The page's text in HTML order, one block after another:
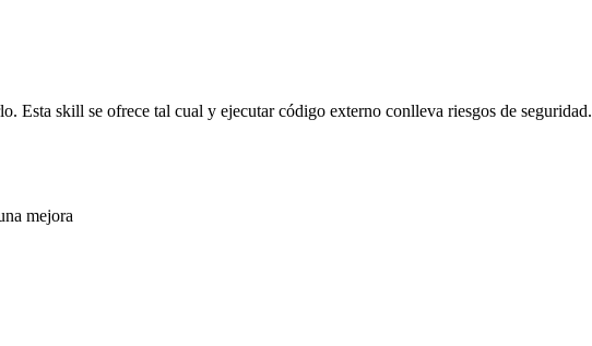
Esta skill se ofrece tal cual y ejecutar código externo conlleva riesgos de seguridad.
mejora